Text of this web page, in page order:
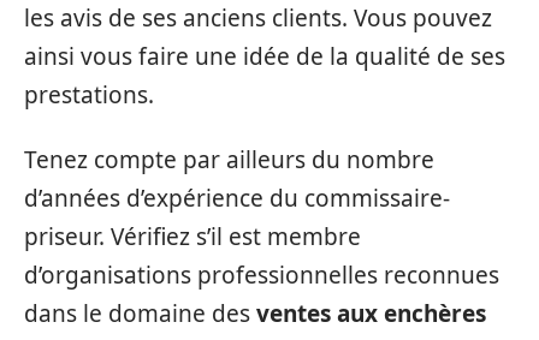
les avis de ses anciens clients. Vous pouvez
ainsi vous faire une idée de la qualité de ses
prestations.
Tenez compte par ailleurs du nombre
d’années d’expérience du commissaire-
priseur. Vérifiez s’il est membre
d’organisations professionnelles reconnues
dans le domaine desventes aux enchères